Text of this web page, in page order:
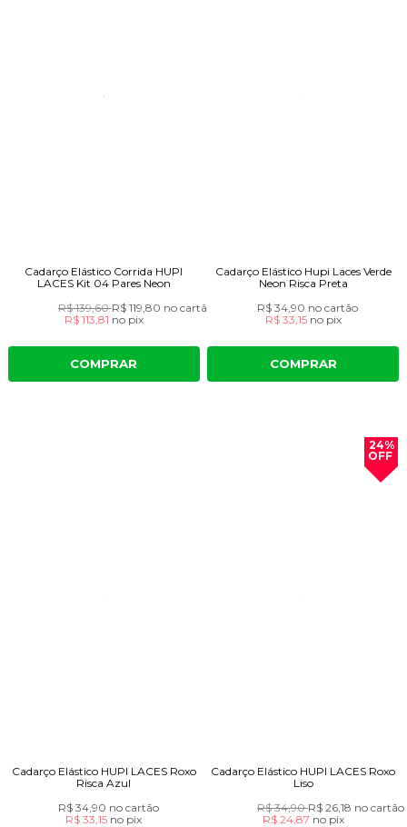
Cadarço Elástico Corrida HUPI
LACES Kit 04 Pares Neon
R$ 139,60R$ 119,80 no cartão
R$ 113,81 no pix
COMPRAR
Cadarço Elástico Hupi Laces Verde
Neon Risca Preta
R$ 34,90 no cartão
R$ 33,15 no pix
COMPRAR
Cadarço Elástico HUPI LACES Roxo
Risca Azul
R$ 34,90 no cartão
R$ 33,15 no pix
24%
OFF
Cadarço Elástico HUPI LACES Roxo
Liso
R$ 34,90R$ 26,18 no cartão
R$ 24,87 no pix